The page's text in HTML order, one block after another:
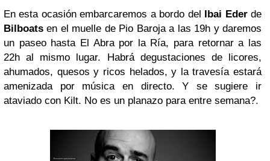
En esta ocasión embarcaremos a bordo del Ibai Ederde
Bilboats en el muelle de Pio Baroja a las 19h y daremos
un paseo hasta El Abra por la Ría, para retornar a las
22h al mismo lugar. Habrá degustaciones de licores,
ahumados, quesos y ricos helados, y la travesía estará
amenizada por música en directo. Y se sugiere ir
ataviado con Kilt. No es un planazo para entre semana?.